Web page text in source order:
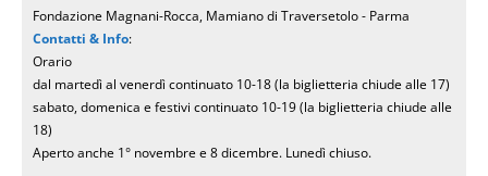
Fondazione Magnani-Rocca, Mamiano di Traversetolo - Parma
Contatti & Info:
Orario
dal martedì al venerdì continuato 10-18 (la biglietteria chiude alle 17)
sabato, domenica e festivi continuato 10-19 (la biglietteria chiude alle
18)
Aperto anche 1° novembre e 8 dicembre. Lunedì chiuso.